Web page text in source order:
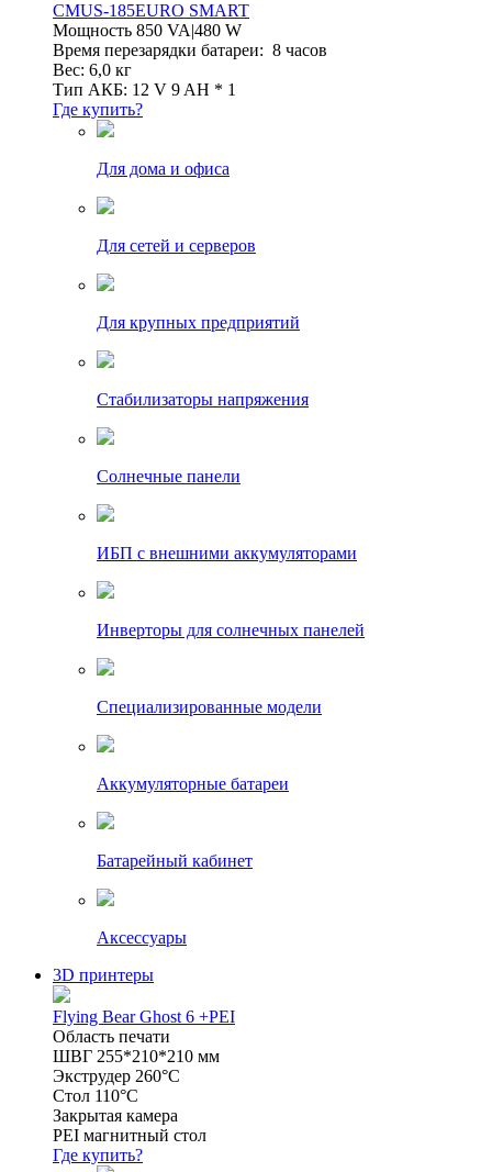
CMUS-185EURO SMART
Мощность 850 VA|480 W
Время перезарядки батареи: 8 часов
Вес: 6,0 кг
Тип АКБ: 12 V 9 AH * 1
Где купить?
Для дома и офиса
Для сетей и серверов
Для крупных предприятий
Стабилизаторы напряжения
Солнечные панели
ИБП с внешними аккумуляторами
Инверторы для солнечных панелей
Специализированные модели
Аккумуляторные батареи
Батарейный кабинет
Аксессуары
3D принтеры
Flying Bear Ghost 6 +PEI
Область печати
ШВГ 255*210*210 мм
Экструдер 260°C
Стол 110°C
Закрытая камера
PEI магнитный стол
Где купить?